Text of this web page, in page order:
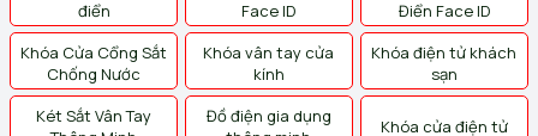
điển
Face ID
Điển Face ID
Khóa Cửa Cổng Sắt
Chống Nước
Khóa vân tay cửa
kính
Khóa điện tử khách
sạn
Két Sắt Vân Tay
Đồ điện gia dụng
Khóa cửa điện tử